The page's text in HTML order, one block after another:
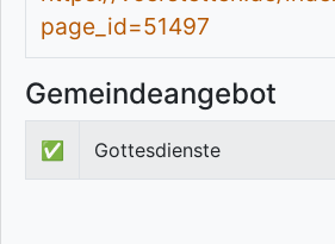
page_id=51497
Gemeindeangebot
✅ Gottesdienste